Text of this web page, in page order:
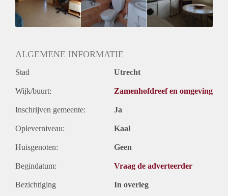
2,8 X De bruto huur
Huurtermijn
Onbepaalde termijn
ALGEMENE INFORMATIE
Stad Utrecht
Wijk/buurt: Zamenhofdreef en omgeving
Inschrijven gemeente: Ja
Opleverniveau: Kaal
Huisgenoten: Geen
Begindatum: Vraag de adverteerder
Bezichtiging In overleg